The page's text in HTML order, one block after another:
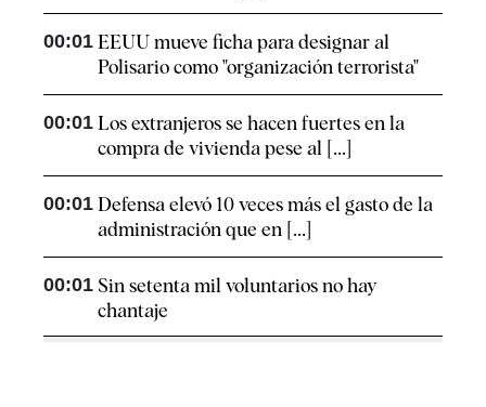
00:01 EEUU mueve ficha para designar al
Polisario como "organización terrorista"
00:01 Los extranjeros se hacen fuertes en la
compra de vivienda pese al [...]
00:01 Defensa elevó 10 veces más el gasto de la
administración que en [...]
00:01 Sin setenta mil voluntarios no hay
chantaje